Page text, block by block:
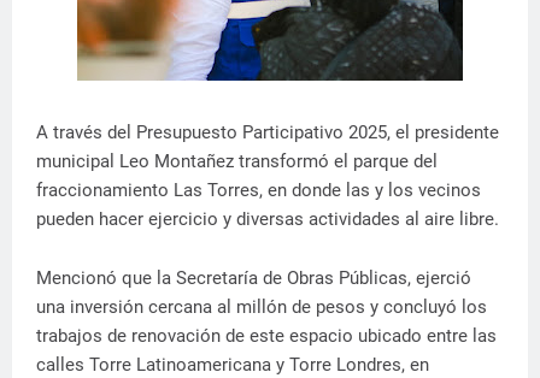
A través del Presupuesto Participativo 2025, el presidente
municipal Leo Montañez transformó el parque del
fraccionamiento Las Torres, en donde las y los vecinos
pueden hacer ejercicio y diversas actividades al aire libre.
Mencionó que la Secretaría de Obras Públicas, ejerció
una inversión cercana al millón de pesos y concluyó los
trabajos de renovación de este espacio ubicado entre las
calles Torre Latinoamericana y Torre Londres, en